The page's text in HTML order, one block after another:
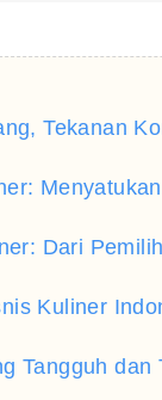
Tekanan
Dari
Kuliner
Tangguh dan